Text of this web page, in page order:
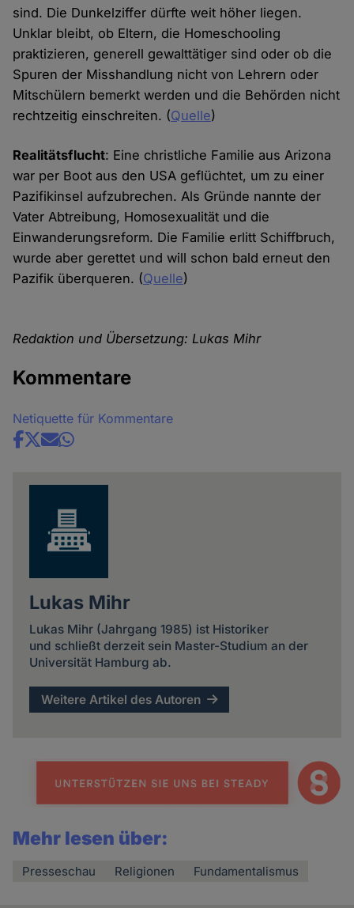
sind. Die Dunkelziffer dürfte weit höher liegen.
Unklar bleibt, ob Eltern, die Homeschooling
praktizieren, generell gewalttätiger sind oder ob die
Spuren der Misshandlung nicht von Lehrern oder
Mitschülern bemerkt werden und die Behörden nicht
rechtzeitig einschreiten. (Quelle)
Realitätsflucht: Eine christliche Familie aus Arizona
war per Boot aus den USA geflüchtet, um zu einer
Pazifikinsel aufzubrechen. Als Gründe nannte der
Vater Abtreibung, Homosexualität und die
Einwanderungsreform. Die Familie erlitt Schiffbruch,
wurde aber gerettet und will schon bald erneut den
Pazifik überqueren. (Quelle)
Redaktion und Übersetzung: Lukas Mihr
Kommentare
Netiquette für Kommentare
Share
Lukas Mihr
Lukas Mihr (Jahrgang 1985) ist Historiker
und schließt derzeit sein Master-Studium an der
Universität Hamburg ab.
Weitere Artikel des Autoren
Mehr lesen über:
Presseschau Religionen Fundamentalismus